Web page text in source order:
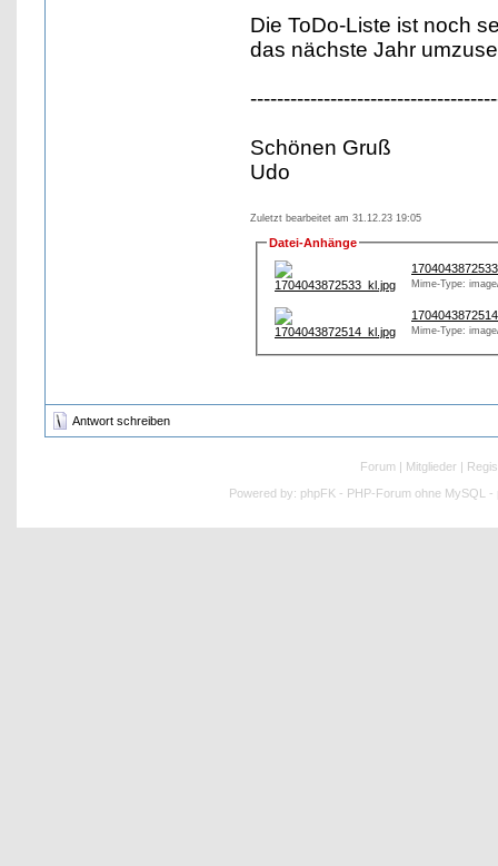
Die ToDo-Liste ist noch
das nächste Jahr
Schönen Gruß
Udo
Zuletzt bearbeitet am 31.12.23 19:05
Datei-Anhänge
Mime-Type:
Mime-Type:
Antwort schreiben
Forum | Mitglieder |
Powered by: phpFK - PHP-Forum ohne MySQL -